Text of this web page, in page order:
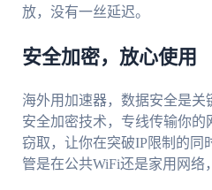
放，没有一丝延迟。
安全加密，放心使用
海外用加速器，数据安全是关
安全加密技术，专线传输你的
窃取，让你在突破IP限制的同
管是在公共WiFi还是家用网络